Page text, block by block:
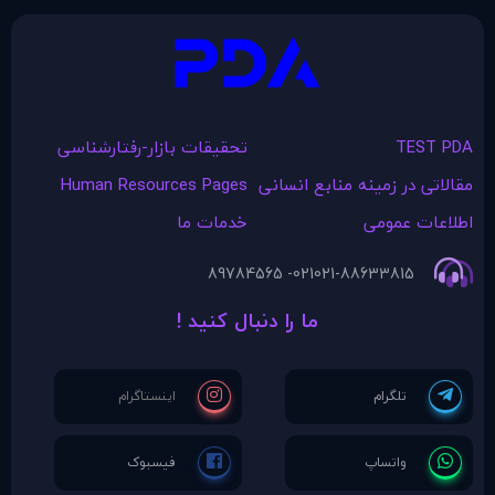
TEST PDA
تحقیقات بازار-رفتارشناسی
مقالاتی در زمينه منابع انسانی Human Resources Pages
اطلاعات عمومی
خدمات ما
021-88633815
021- 89784565
ما را دنبال کنید !